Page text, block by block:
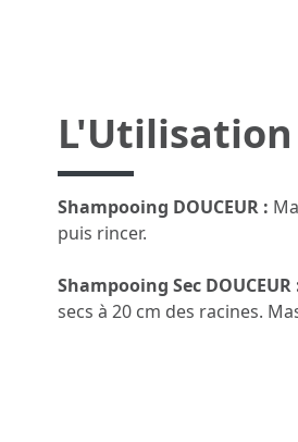
L'Utilisation
Shampooing DOUCEUR :
puis rincer.
Shampooing Sec DOUCEUR
secs à 20 cm des racines.